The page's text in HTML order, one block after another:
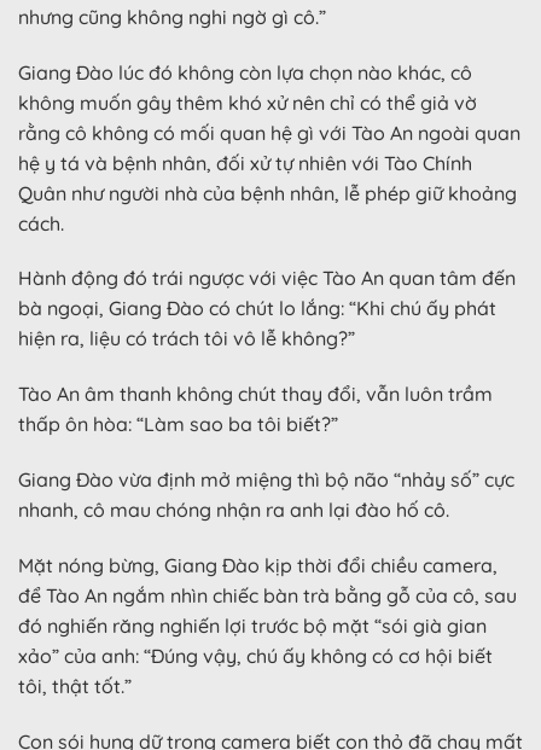
nhưng cũng không nghi ngờ gì cô.”
Giang Đào lúc đó không còn lựa chọn nào khác, cô
không muốn gây thêm khó xử nên chỉ có thể giả vờ
rằng cô không có mối quan hệ gì với Tào An ngoài quan
hệ y tá và bệnh nhân, đối xử tự nhiên với Tào Chính
Quân như người nhà của bệnh nhân, lễ phép giữ khoảng
cách.
Hành động đó trái ngược với việc Tào An quan tâm đến
bà ngoại, Giang Đào có chút lo lắng: “Khi chú ấy phát
hiện ra, liệu có trách tôi vô lễ không?”
Tào An âm thanh không chút thay đổi, vẫn luôn trầm
thấp ôn hòa: “Làm sao ba tôi biết?”
Giang Đào vừa định mở miệng thì bộ não “nhảy số” cực
nhanh, cô mau chóng nhận ra anh lại đào hố cô.
Mặt nóng bừng, Giang Đào kịp thời đổi chiều camera,
để Tào An ngắm nhìn chiếc bàn trà bằng gỗ của cô, sau
đó nghiến răng nghiến lợi trước bộ mặt “sói già gian
xảo” của anh: “Đúng vậy, chú ấy không có cơ hội biết
tôi, thật tốt.”
Con sói hung dữ trong camera biết con thỏ đã chạy mất